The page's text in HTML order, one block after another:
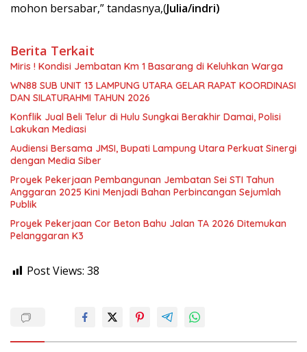
mohon bersabar,” tandasnya,(Julia/indri)
Berita Terkait
Miris ! Kondisi Jembatan Km 1 Basarang di Keluhkan Warga
WN88 SUB UNIT 13 LAMPUNG UTARA GELAR RAPAT KOORDINASI
DAN SILATURAHMI TAHUN 2026
Konflik Jual Beli Telur di Hulu Sungkai Berakhir Damai, Polisi
Lakukan Mediasi
Audiensi Bersama JMSI, Bupati Lampung Utara Perkuat Sinergi
dengan Media Siber
Proyek Pekerjaan Pembangunan Jembatan Sei STI Tahun
Anggaran 2025 Kini Menjadi Bahan Perbincangan Sejumlah
Publik
Proyek Pekerjaan Cor Beton Bahu Jalan TA 2026 Ditemukan
Pelanggaran K3
Post Views: 38